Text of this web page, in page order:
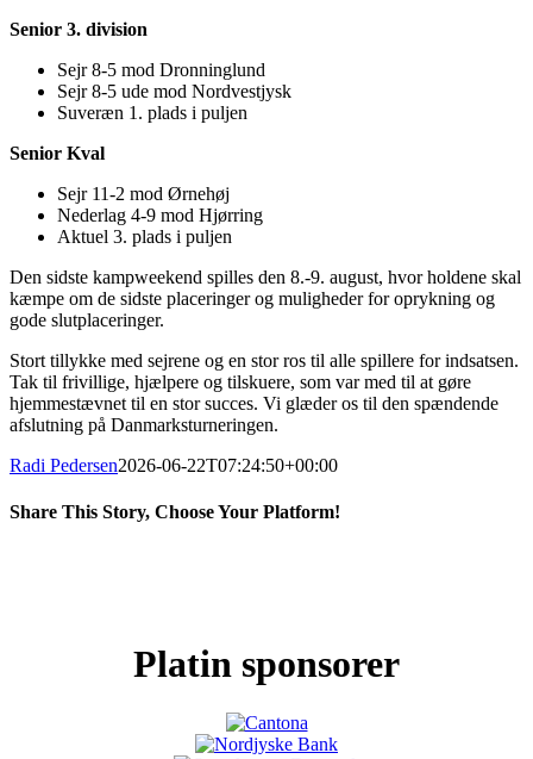
Senior 3. division
Sejr 8-5 mod Dronninglund
Sejr 8-5 ude mod Nordvestjysk
Suveræn 1. plads i puljen
Senior Kval
Sejr 11-2 mod Ørnehøj
Nederlag 4-9 mod Hjørring
Aktuel 3. plads i puljen
Den sidste kampweekend spilles den 8.-9. august, hvor holdene skal
kæmpe om de sidste placeringer og muligheder for oprykning og
gode slutplaceringer.
Stort tillykke med sejrene og en stor ros til alle spillere for indsatsen.
Tak til frivillige, hjælpere og tilskuere, som var med til at gøre
hjemmestævnet til en stor succes. Vi glæder os til den spændende
afslutning på Danmarksturneringen.
Radi Pedersen2026-06-22T07:24:50+00:00
Share This Story, Choose Your Platform!
Platin sponsorer